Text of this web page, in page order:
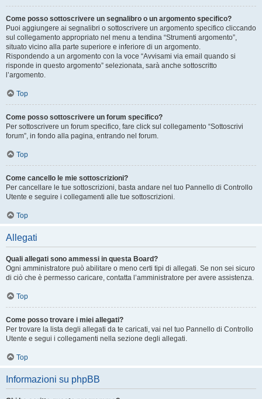
Come posso sottoscrivere un segnalibro o un argomento specifico?
Puoi aggiungere ai segnalibri o sottoscrivere un argomento specifico cliccando
sul collegamento appropriato nel menu a tendina “Strumenti argomento”,
situato vicino alla parte superiore e inferiore di un argomento.
Rispondendo a un argomento con la voce “Avvisami via email quando si
risponde in questo argomento” selezionata, sarà anche sottoscritto
l’argomento.
Top
Come posso sottoscrivere un forum specifico?
Per sottoscrivere un forum specifico, fare click sul collegamento “Sottoscrivi
forum”, in fondo alla pagina, entrando nel forum.
Top
Come cancello le mie sottoscrizioni?
Per cancellare le tue sottoscrizioni, basta andare nel tuo Pannello di Controllo
Utente e seguire i collegamenti alle tue sottoscrizioni.
Top
Allegati
Quali allegati sono ammessi in questa Board?
Ogni amministratore può abilitare o meno certi tipi di allegati. Se non sei sicuro
di ciò che è permesso caricare, contatta l’amministratore per avere assistenza.
Top
Come posso trovare i miei allegati?
Per trovare la lista degli allegati da te caricati, vai nel tuo Pannello di Controllo
Utente e segui i collegamenti nella sezione degli allegati.
Top
Informazioni su phpBB